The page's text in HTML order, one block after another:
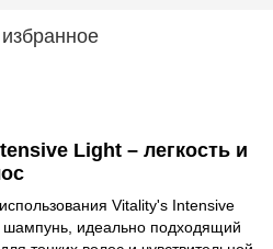
Light – легкость и
Vitality's Intensive
шампунь, идеально подходящий